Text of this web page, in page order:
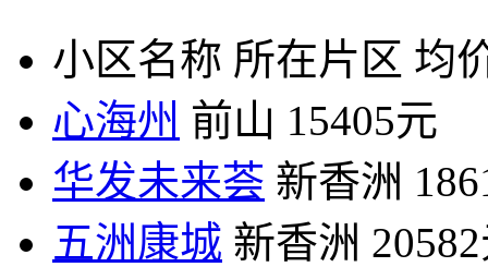
小区名称 所在片区 均
心海州 前山 15405元
华发未来荟 新香洲
五洲康城 新香洲